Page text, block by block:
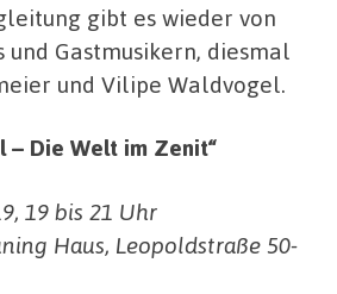
gibt es wieder von
und Gastmusikern, diesmal
und Vilipe Waldvogel.
– Die Welt im Zenit“
19 bis 21 Uhr
Haus, Leopoldstraße 50-